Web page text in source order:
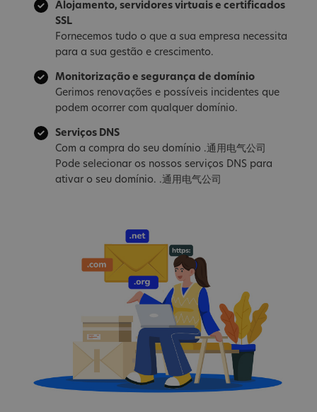
Alojamento, servidores virtuais e certificados
SSL
Fornecemos tudo o que a sua empresa necessita
para a sua gestão e crescimento.
Monitorização e segurança de domínio
Gerimos renovações e possíveis incidentes que
podem ocorrer com qualquer domínio.
Serviços DNS
Com a compra do seu domínio .通用电气公司
Pode selecionar os nossos serviços DNS para
ativar o seu domínio. .通用电气公司